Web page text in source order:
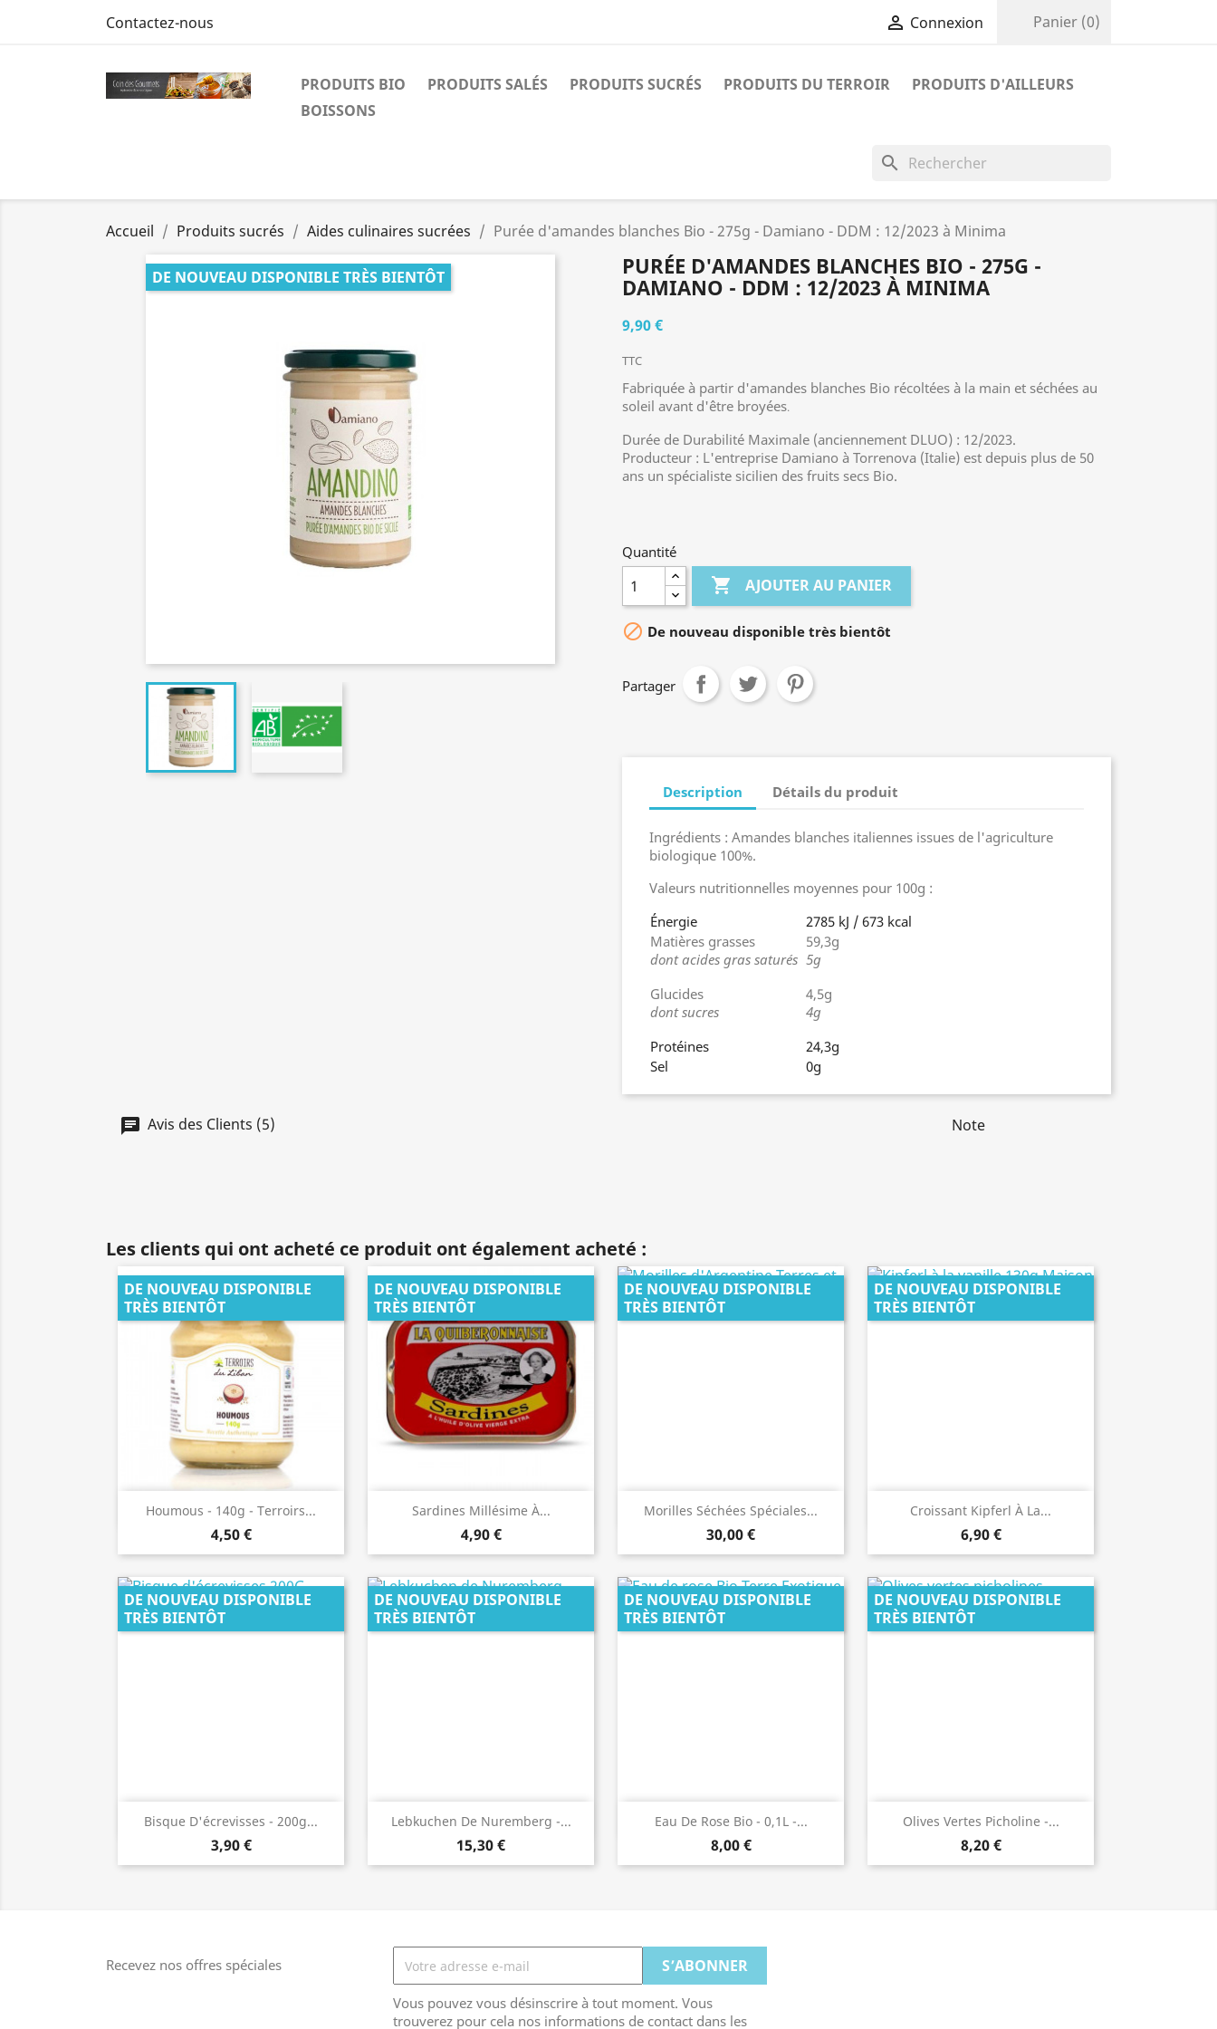
Contactez-nous  Connexion Panier (0)
PRODUITS BIO PRODUITS SALÉS PRODUITS SUCRÉS PRODUITS DU TERROIR
PRODUITS D'AILLEURS
BOISSONS
search
Accueil Produits sucrés Aides culinaires sucrées Purée d'amandes blanches Bio - 275g - Damiano - DDM : 12/2023 à Minima
DE NOUVEAU DISPONIBLE TRÈS BIENTÔT
PURÉE D'AMANDES BLANCHES BIO - 275G -
DAMIANO - DDM : 12/2023 À MINIMA
9,90 €
TTC
Fabriquée à partir d'amandes blanches Bio récoltées à la main et séchées au
soleil avant d'être broyées.
Durée de Durabilité Maximale (anciennement DLUO) : 12/2023.
Producteur : L'entreprise Damiano à Torrenova (Italie) est depuis plus de 50
ans un spécialiste sicilien des fruits secs Bio.
Quantité
 AJOUTER AU PANIER
 De nouveau disponible très bientôt
Partager
Description Détails du produit
Ingrédients : Amandes blanches italiennes issues de l'agriculture
biologique 100%.
Valeurs nutritionnelles moyennes pour 100g :
Énergie
2785 kJ / 673 kcal
Matières grasses
dont acides gras saturés
59,3g
5g
Glucides
dont sucres
4,5g
4g
Protéines
24,3g
Sel
0g
Avis des Clients (5) Note
Les clients qui ont acheté ce produit ont également acheté :
Houmous - 140g - Terroirs...
4,50 €
DE NOUVEAU DISPONIBLE
TRÈS BIENTÔT
Aperçu rapide Sardines Millésime À...
4,90 €
DE NOUVEAU DISPONIBLE
TRÈS BIENTÔT
Aperçu rapide Morilles Séchées Spéciales...
30,00 €
DE NOUVEAU DISPONIBLE
TRÈS BIENTÔT
Aperçu rapide Croissant Kipferl À La...
6,90 €
DE NOUVEAU DISPONIBLE
TRÈS BIENTÔT
Aperçu rapide
Bisque D'écrevisses - 200g...
3,90 €
DE NOUVEAU DISPONIBLE
TRÈS BIENTÔT
Aperçu rapide Lebkuchen De Nuremberg -...
15,30 €
DE NOUVEAU DISPONIBLE
TRÈS BIENTÔT
Aperçu rapide Eau De Rose Bio - 0,1L -...
8,00 €
DE NOUVEAU DISPONIBLE
TRÈS BIENTÔT
Aperçu rapide Olives Vertes Picholine -...
8,20 €
DE NOUVEAU DISPONIBLE
TRÈS BIENTÔT
 Aperçu rapide
Recevez nos offres spéciales
Vous pouvez vous désinscrire à tout moment. Vous
trouverez pour cela nos informations de contact dans les